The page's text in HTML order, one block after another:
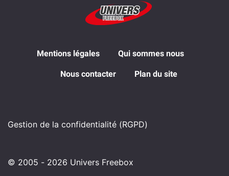
Mentions légales Qui sommes nous
Nous contacter Plan du site
Gestion de la confidentialité (RGPD)
© 2005 - 2026 Univers Freebox